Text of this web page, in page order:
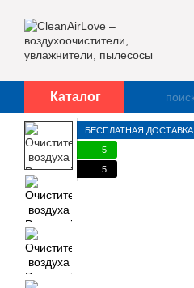
Каталог
БЕСПЛАТНАЯ ДОСТАВКА
5
5